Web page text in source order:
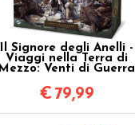
Il Signore degli Anelli -
Viaggi nella Terra di
Mezzo: Venti di Guerra
€ 79,99